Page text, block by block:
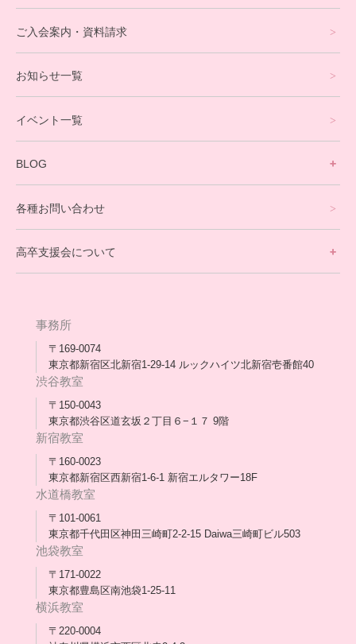
eスポーツコース
就労支援コース
英会話・海外留学コース
寮生活サポート
卒業生の今
[家庭訪問カウンセリング]
ご入会案内・資料請求
お知らせ一覧
イベント一覧
BLOG
保護者交流だより一覧
会長コラム一覧
各種お問い合わせ
高卒支援会について
メディア出演
スタッフ紹介
合格・進路実績
協力団体
理事長・会長あいさつ
保護者会
採用情報
事務所
〒169-0074
東京都新宿区北新宿1-29-14 ルックハイツ北新宿壱番館40
渋谷教室
〒150-0043
東京都渋谷区道玄坂２丁目６−１７ 9階
新宿教室
〒160-0023
東京都新宿区西新宿1-6-1 新宿エルタワー18F
水道橋教室
〒101-0061
東京都千代田区神田三崎町2-2-15 Daiwa三崎町ビル503
池袋教室
〒171-0022
東京都豊島区南池袋1-25-11
横浜教室
〒220-0004